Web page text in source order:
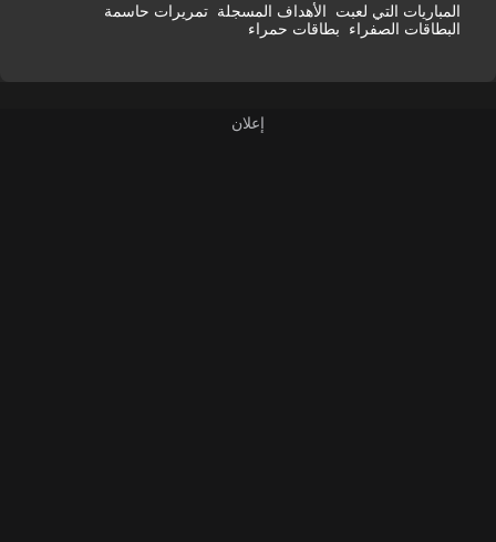
المباريات التي لعبت الأهداف المسجلة تمريرات حاسمة
البطاقات الصفراء بطاقات حمراء